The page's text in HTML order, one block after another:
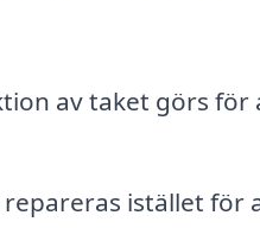
av taket görs
istället för